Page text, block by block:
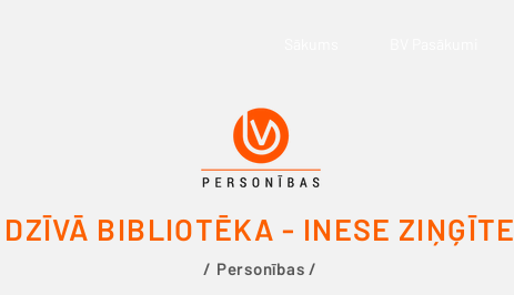
DZĪVĀ BIBLIOTĒKA - INESE ZIŅĢĪTE
/ Personības /